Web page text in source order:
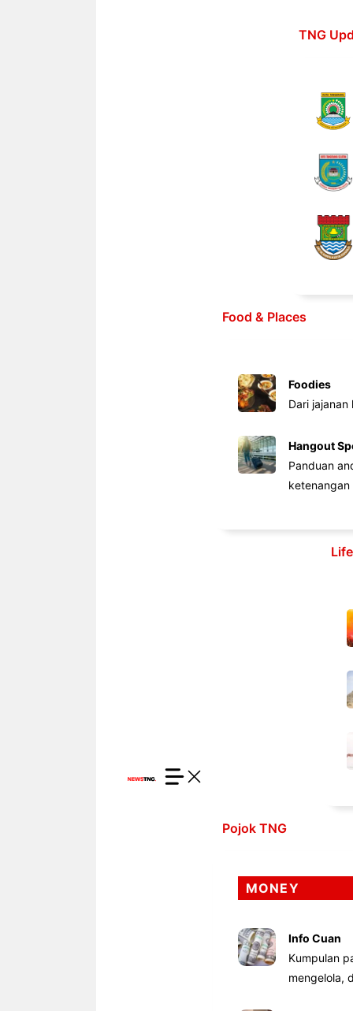
TNG
Food & Places
Foodies
Dari
Hangout
Panduan
ketenangan
Pojok TNG
MONEY
Info Cuan
Kumpulan
mengelola,